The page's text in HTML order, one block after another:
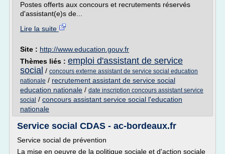
Postes offerts aux concours et recrutements réservés
d'assistant(e)s de...
Lire la suite
Site : http://www.education.gouv.fr
Thèmes liés : emploi d'assistant de service
social / concours externe assistant de service social education
nationale / recrutement assistant de service social
education nationale / date inscription concours assistant service
social / concours assistant service social l'education
nationale
Service social CDAS - ac-bordeaux.fr
Service social de prévention
La mise en oeuvre de la politique sociale et d'action sociale